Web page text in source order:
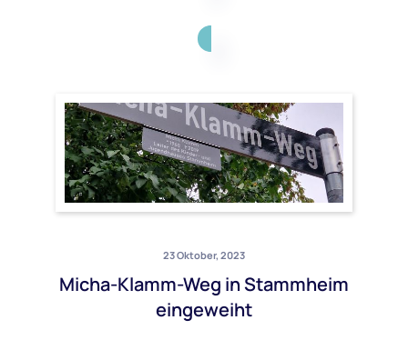
23 Oktober, 2023
Micha-Klamm-Weg in Stammheim
eingeweiht